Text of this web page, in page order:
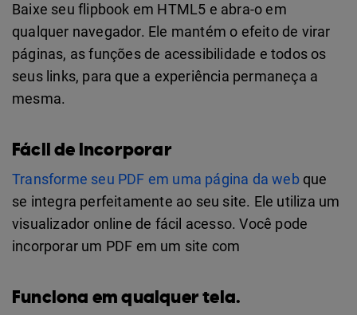
Baixe seu flipbook em HTML5 e abra-o em
qualquer navegador. Ele mantém o efeito de virar
páginas, as funções de acessibilidade e todos os
seus links, para que a experiência permaneça a
mesma.
Fácil de incorporar
Transforme seu PDF em uma página da webque
se integra perfeitamente ao seu site. Ele utiliza um
visualizador online de fácil acesso. Você pode
incorporar um PDF em um site com
Funciona em qualquer tela.